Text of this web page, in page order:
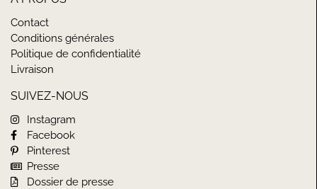
Contact
Conditions générales
Politique de confidentialité
Livraison
SUIVEZ-NOUS
Instagram
Facebook
Pinterest
Presse
Dossier de presse